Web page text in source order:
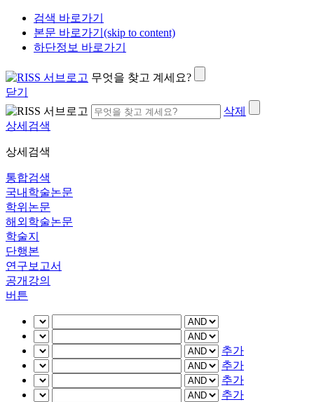
검색 바로가기
본문 바로가기(skip to content)
하단정보 바로가기
무엇을 찾고 계세요?
닫기
삭제
상세검색
상세검색
통합검색
국내학술논문
학위논문
해외학술논문
학술지
단행본
연구보고서
공개강의
버튼
추가
추가
추가
추가